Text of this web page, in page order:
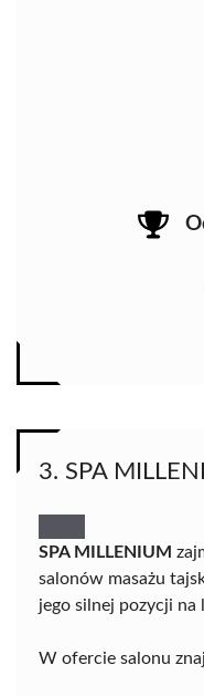
3. SPA
SPA MILLENIUM
salonów masażu
jego silnej pozycji na
W ofercie salonu